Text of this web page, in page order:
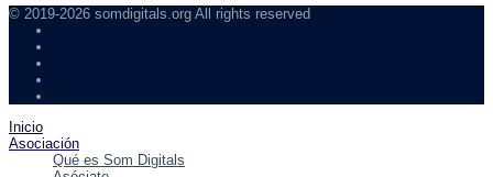
© 2019-2026 somdigitals.org All rights reserved
Inicio
Asociación
Qué es Som Digitals